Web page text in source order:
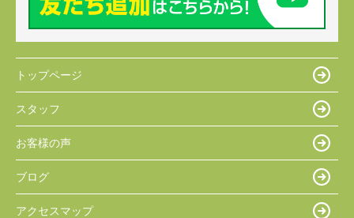
トップページ
スタッフ
お客様の声
ブログ
アクセスマップ